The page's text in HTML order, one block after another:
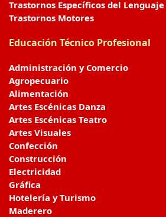
Trastornos Específicos del Lenguaje
Trastornos Motores
Educación Técnico Profesional
Administración y Comercio
Agropecuario
Alimentación
Artes Escénicas Danza
Artes Escénicas Teatro
Artes Visuales
Confección
Construcción
Electricidad
Gráfica
Hotelería y Turismo
Maderero